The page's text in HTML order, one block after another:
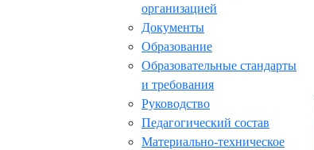
организацией
Документы
Образование
Образовательные стандарты
и требования
Руководство
Педагогический состав
Материально-техническое